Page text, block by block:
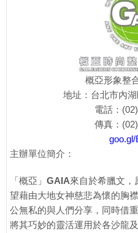
概亞形象整
地址：台北市內
電話：
傳真：
goo.gl/
主辦單位簡介：
「概亞」 GAIA來自於希臘文，
望藉由大地女神慈悲為懷的胸
公無私的與人們分享，同時借
將其巧妙的靈活運用於各沙龍